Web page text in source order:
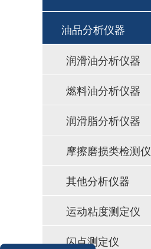
油品分析仪器
润滑油分析仪器
燃料油分析仪器
润滑脂分析仪器
摩擦磨损类检测仪
器
其他分析仪器
运动粘度测定仪
闪点测定仪